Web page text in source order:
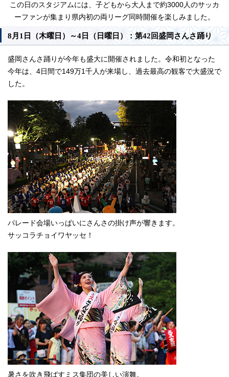
この日のスタジアムには、子どもから大人まで約3000人のサッカ
ーファンが集まり県内初の両リーグ同時開催を楽しみました。
8月1日（木曜日）～4日（日曜日）：第42回盛岡さんさ踊り
盛岡さんさ踊りが今年も盛大に開催されました。令和初となった
今年は、4日間で149万1千人が来場し、過去最高の観客で大盛況で
した。
パレード会場いっぱいにさんさの掛け声が響きます。
サッコラチョイワヤッセ！
暑さを吹き飛ばすミス集団の美しい演舞。